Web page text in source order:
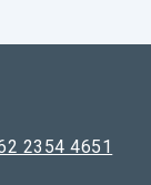
2354 4651